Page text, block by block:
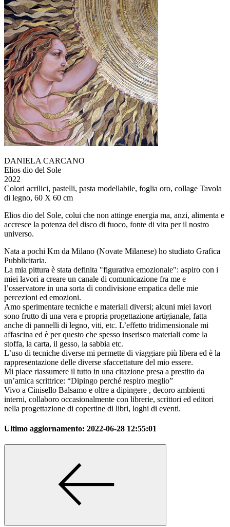
DANIELA CARCANO
Elios dio del Sole
2022
Colori acrilici, pastelli, pasta modellabile, foglia oro, collage Tavola
di legno, 60 X 60 cm
Elios dio del Sole, colui che non attinge energia ma, anzi, alimenta e
accresce la potenza del disco di fuoco, fonte di vita per il nostro
universo.
Nata a pochi Km da Milano (Novate Milanese) ho studiato Grafica
Pubblicitaria.
La mia pittura è stata definita "figurativa emozionale": aspiro con i
miei lavori a creare un canale di comunicazione fra me e
l’osservatore in una sorta di condivisione empatica delle mie
percezioni ed emozioni.
Amo sperimentare tecniche e materiali diversi; alcuni miei lavori
sono frutto di una vera e propria progettazione artigianale, fatta
anche di pannelli di legno, viti, etc. L’effetto tridimensionale mi
affascina ed è per questo che spesso inserisco materiali come la
stoffa, la carta, il gesso, la sabbia etc.
L’uso di tecniche diverse mi permette di viaggiare più libera ed è la
rappresentazione delle diverse sfaccettature del mio essere.
Mi piace riassumere il tutto in una citazione presa a prestito da
un’amica scrittrice: “Dipingo perché respiro meglio”
Vivo a Cinisello Balsamo e oltre a dipingere , decoro ambienti
interni, collaboro occasionalmente con librerie, scrittori ed editori
nella progettazione di copertine di libri, loghi di eventi.
Ultimo aggiornamento: 2022-06-28 12:55:01